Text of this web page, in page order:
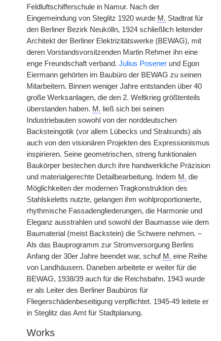
Feldluftschifferschule in Namur. Nach der
Eingemeindung von Steglitz 1920 wurde M. Stadtrat für
den Berliner Bezirk Neukölln, 1924 schließlich leitender
Architekt der Berliner Elektrizitätswerke (BEWAG), mit
deren Vorstandsvorsitzenden Martin Rehmer ihn eine
enge Freundschaft verband. Julius Posener und Egon
Eiermann gehörten im Baubüro der BEWAG zu seinen
Mitarbeitern. Binnen weniger Jahre entstanden über 40
große Werksanlagen, die den 2. Weltkrieg größtenteils
überstanden haben. M. ließ sich bei seinen
Industriebauten sowohl von der norddeutschen
Backsteingotik (vor allem Lübecks und Stralsunds) als
auch von den visionären Projekten des Expressionismus
inspirieren. Seine geometrischen, streng funktionalen
Baukörper bestechen durch ihre handwerkliche Präzision
und materialgerechte Detailbearbeitung. Indem M. die
Möglichkeiten der modernen Tragkonstruktion des
Stahlskeletts nutzte, gelangen ihm wohlproportionierte,
rhythmische Fassadengliederungen, die Harmonie und
Eleganz ausstrahlen und sowohl der Baumasse wie dem
Baumaterial (meist Backstein) die Schwere nehmen. –
Als das Bauprogramm zur Stromversorgung Berlins
Anfang der 30er Jahre beendet war, schuf M. eine Reihe
von Landhäusern. Daneben arbeitete er weiter für die
BEWAG, 1938/39 auch für die Reichsbahn. 1943 wurde
er als Leiter des Berliner Baubüros für
Fliegerschädenbeseitigung verpflichtet. 1945-49 leitete er
in Steglitz das Amt für Stadtplanung.
Works